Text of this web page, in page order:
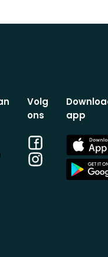
Volg
ons
Facebook
Instagram
app
App
Store
App
Store